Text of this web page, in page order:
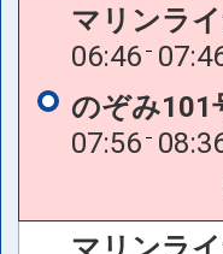
マリンラ
06:46
のぞみ101
07:56